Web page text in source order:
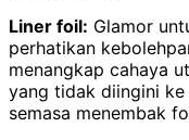
Liner foil: Glamor
perhatikan
menangkap cahaya
yang tidak diingini
semasa menembak